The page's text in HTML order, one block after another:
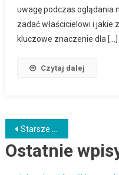
uwagę podczas oglądania
zadać właścicielowi i
kluczowe znaczenie dla […]
Czytaj dalej
Nawigacja
po
Starsze wpisy
Ostatnie